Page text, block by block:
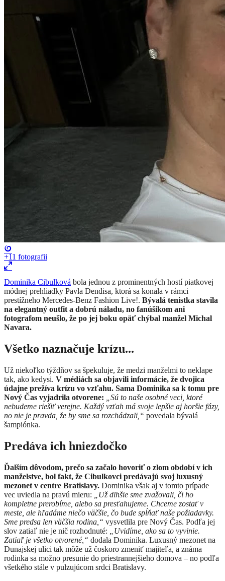
+11 fotografii
​Dominika Cibulková bola jednou z prominentných hostí piatkovej
módnej prehliadky Pavla Dendisa, ktorá sa konala v rámci
prestížneho Mercedes-Benz Fashion Live!. Bývalá tenistka stavila
na elegantný outfit a dobrú náladu, no fanúšikom ani
fotografom neušlo, že po jej boku opäť chýbal manžel Michal
Navara.
Všetko naznačuje krízu...
Už niekoľko týždňov sa špekuluje, že medzi manželmi to neklape
tak, ako kedysi. V médiách sa objavili informácie, že dvojica
údajne prežíva krízu vo vzťahu. Sama Dominika sa k tomu pre
Nový Čas vyjadrila otvorene: „Sú to naše osobné veci, ktoré
nebudeme riešiť verejne. Každý vzťah má svoje lepšie aj horšie fázy,
no nie je pravda, že by sme sa rozchádzali,“ povedala bývalá
šampiónka.
Predáva ich hniezdočko
Ďalším dôvodom, prečo sa začalo hovoriť o zlom období v ich
manželstve, bol fakt, že Cibulkovci predávajú svoj luxusný
mezonet v centre Bratislavy. Dominika však aj v tomto prípade
vec uviedla na pravú mieru: „Už dlhšie sme zvažovali, či ho
kompletne prerobíme, alebo sa presťahujeme. Chceme zostať v
meste, ale hľadáme niečo väčšie, čo bude spĺňať naše požiadavky.
Sme predsa len väčšia rodina,“ vysvetlila pre Nový Čas. Podľa jej
slov zatiaľ nie je nič rozhodnuté: „Uvidíme, ako sa to vyvinie.
Zatiaľ je všetko otvorené,“ dodala Dominika. Luxusný mezonet na
Dunajskej ulici tak môže už čoskoro zmeniť majiteľa, a známa
rodinka sa možno presunie do priestrannejšieho domova – no podľa
všetkého stále v pulzujúcom srdci Bratislavy.